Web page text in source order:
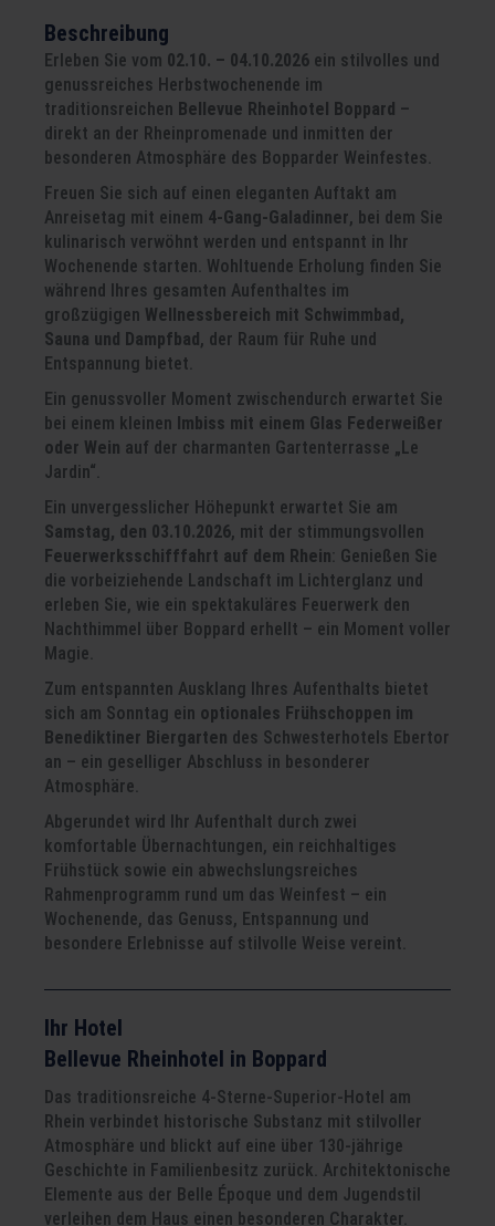
Beschreibung
Erleben Sie vom 02.10. – 04.10.2026 ein stilvolles und
genussreiches Herbstwochenende im
traditionsreichen Bellevue Rheinhotel Boppard –
direkt an der Rheinpromenade und inmitten der
besonderen Atmosphäre des Bopparder Weinfestes.
Freuen Sie sich auf einen eleganten Auftakt am
Anreisetag mit einem 4-Gang-Galadinner, bei dem Sie
kulinarisch verwöhnt werden und entspannt in Ihr
Wochenende starten. Wohltuende Erholung finden Sie
während Ihres gesamten Aufenthaltes im
großzügigen Wellnessbereich mit Schwimmbad,
Sauna und Dampfbad, der Raum für Ruhe und
Entspannung bietet.
Ein genussvoller Moment zwischendurch erwartet Sie
bei einem kleinen Imbiss mit einem Glas Federweißer
oder Wein auf der charmanten Gartenterrasse „Le
Jardin“.
Ein unvergesslicher Höhepunkt erwartet Sie am
Samstag, den 03.10.2026, mit der stimmungsvollen
Feuerwerksschifffahrt auf dem Rhein: Genießen Sie
die vorbeiziehende Landschaft im Lichterglanz und
erleben Sie, wie ein spektakuläres Feuerwerk den
Nachthimmel über Boppard erhellt – ein Moment voller
Magie.
Zum entspannten Ausklang Ihres Aufenthalts bietet
sich am Sonntag ein optionales Frühschoppen im
Benediktiner Biergarten des Schwesterhotels Ebertor
an – ein geselliger Abschluss in besonderer
Atmosphäre.
Abgerundet wird Ihr Aufenthalt durch zwei
komfortable Übernachtungen, ein reichhaltiges
Frühstück sowie ein abwechslungsreiches
Rahmenprogramm rund um das Weinfest – ein
Wochenende, das Genuss, Entspannung und
besondere Erlebnisse auf stilvolle Weise vereint.
Ihr Hotel
Bellevue Rheinhotel in Boppard
Das traditionsreiche 4-Sterne-Superior-Hotel am
Rhein verbindet historische Substanz mit stilvoller
Atmosphäre und blickt auf eine über 130-jährige
Geschichte in Familienbesitz zurück. Architektonische
Elemente aus der Belle Époque und dem Jugendstil
verleihen dem Haus einen besonderen Charakter.